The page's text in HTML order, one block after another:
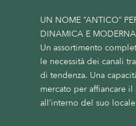
UN NOME “ANTICO”
DINAMICA E MODERNA
Un assortimento
le necessità dei canali
di tendenza. Una
mercato per affiancare
all’interno del suo